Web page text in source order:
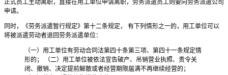
正式员工主动离职，直接在用工单位申请离职，劳务派遣员工则要向劳务派遣公司
申请。
同时，《劳务派遣暂行规定》第十二条规定， 有下列情形之一的，用工单位可以
将被派遣劳动者退回劳务派遣单位：
（一）用工单位有劳动合同法第四十条第三项、第四十一条规定情
形的； （二）用工单位被依法宣告破产、吊销营业执照、责令关
闭、撤销、决定提前解散或者经营期限届满不再继续经营的；